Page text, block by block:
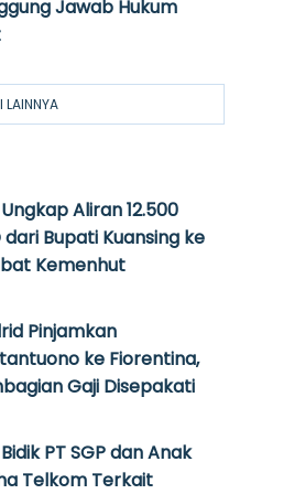
Jawab Hukum
LAINNYA
Ungkap Aliran 12.500
dari Bupati Kuansing ke
Kemenhut
Pinjamkan
ke Fiorentina,
Gaji Disepakati
PT SGP dan Anak
Telkom Terkait